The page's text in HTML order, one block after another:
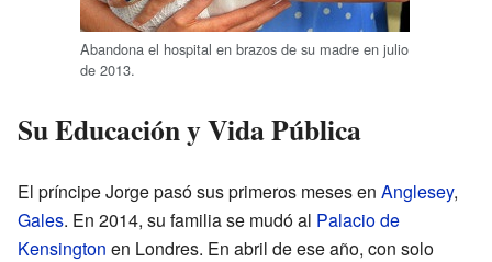
Abandona el hospital en brazos de su madre en julio
de 2013.
Su Educación y Vida Pública
El príncipe Jorge pasó sus primeros meses en Anglesey,
Gales. En 2014, su familia se mudó al Palacio de
Kensington en Londres. En abril de ese año, con solo